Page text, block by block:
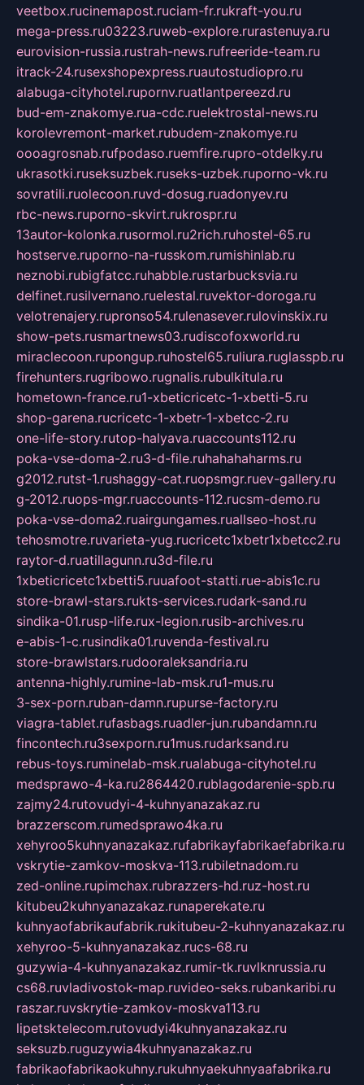
veetbox.rucinemapost.ruciam-fr.rukraft-you.ru
mega-press.ru03223.ruweb-explore.rurastenuya.ru
eurovision-russia.rustrah-news.rufreeride-team.ru
itrack-24.rusexshopexpress.ruautostudiopro.ru
alabuga-cityhotel.rupornv.ruatlantpereezd.ru
bud-em-znakomye.rua-cdc.ruelektrostal-news.ru
korolevremont-market.rubudem-znakomye.ru
oooagrosnab.rufpodaso.ruemfire.rupro-otdelky.ru
ukrasotki.ruseksuzbek.ruseks-uzbek.ruporno-vk.ru
sovratili.ruolecoon.ruvd-dosug.ruadonyev.ru
rbc-news.ruporno-skvirt.rukrospr.ru
13autor-kolonka.rusormol.ru2rich.ruhostel-65.ru
hostserve.ruporno-na-russkom.rumishinlab.ru
neznobi.rubigfatcc.ruhabble.rustarbucksvia.ru
delfinet.rusilvernano.ruelestal.ruvektor-doroga.ru
velotrenajery.rupronso54.rulenasever.rulovinskix.ru
show-pets.rusmartnews03.rudiscofoxworld.ru
miraclecoon.rupongup.ruhostel65.ruliura.ruglasspb.ru
firehunters.rugribowo.rugnalis.rubulkitula.ru
hometown-france.ru1-xbeticricetc-1-xbetti-5.ru
shop-garena.rucricetc-1-xbetr-1-xbetcc-2.ru
one-life-story.rutop-halyava.ruaccounts112.ru
poka-vse-doma-2.ru3-d-file.ruhahahaharms.ru
g2012.rutst-1.rushaggy-cat.ruopsmgr.ruev-gallery.ru
g-2012.ruops-mgr.ruaccounts-112.rucsm-demo.ru
poka-vse-doma2.ruairgungames.ruallseo-host.ru
tehosmotre.ruvarieta-yug.rucricetc1xbetr1xbetcc2.ru
raytor-d.ruatillagunn.ru3d-file.ru
1xbeticricetc1xbetti5.ruuafoot-statti.rue-abis1c.ru
store-brawl-stars.rukts-services.rudark-sand.ru
sindika-01.rusp-life.rux-legion.rusib-archives.ru
e-abis-1-c.rusindika01.ruvenda-festival.ru
store-brawlstars.rudooraleksandria.ru
antenna-highly.rumine-lab-msk.ru1-mus.ru
3-sex-porn.ruban-damn.rupurse-factory.ru
viagra-tablet.rufasbags.ruadler-jun.rubandamn.ru
fincontech.ru3sexporn.ru1mus.rudarksand.ru
rebus-toys.ruminelab-msk.rualabuga-cityhotel.ru
medsprawo-4-ka.ru2864420.rublagodarenie-spb.ru
zajmy24.rutovudyi-4-kuhnyanazakaz.ru
brazzerscom.rumedsprawo4ka.ru
xehyroo5kuhnyanazakaz.rufabrikayfabrikaefabrika.ru
vskrytie-zamkov-moskva-113.rubiletnadom.ru
zed-online.rupimchax.rubrazzers-hd.ruz-host.ru
kitubeu2kuhnyanazakaz.runaperekate.ru
kuhnyaofabrikaufabrik.rukitubeu-2-kuhnyanazakaz.ru
xehyroo-5-kuhnyanazakaz.rucs-68.ru
guzywia-4-kuhnyanazakaz.rumir-tk.ruvlknrussia.ru
cs68.ruvladivostok-map.ruvideo-seks.rubankaribi.ru
raszar.ruvskrytie-zamkov-moskva113.ru
lipetsktelecom.rutovudyi4kuhnyanazakaz.ru
seksuzb.ruguzywia4kuhnyanazakaz.ru
fabrikaofabrikaokuhny.rukuhnyaekuhnyaafabrika.ru